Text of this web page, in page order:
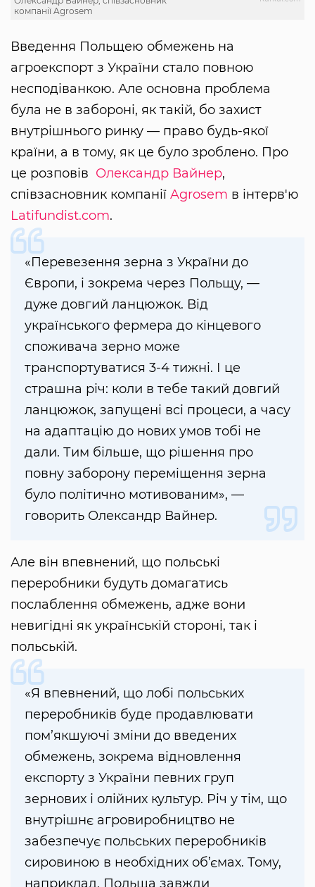
компанії Agrosem
Введення Польщею обмежень на
агроекспорт з України стало повною
несподіванкою. Але основна проблема
була не в забороні, як такій, бо захист
внутрішнього ринку — право будь-якої
країни, а в тому, як це було зроблено. Про
це розповів Олександр Вайнер,
співзасновник компанії Agrosem в інтерв'ю
Latifundist.com.
«Перевезення зерна з України до
Європи, і зокрема через Польщу, —
дуже довгий ланцюжок. Від
українського фермера до кінцевого
споживача зерно може
транспортуватися 3-4 тижні. І це
страшна річ: коли в тебе такий довгий
ланцюжок, запущені всі процеси, а часу
на адаптацію до нових умов тобі не
дали. Тим більше, що рішення про
повну заборону переміщення зерна
було політично мотивованим», —
говорить Олександр Вайнер.
Але він впевнений, що польські
переробники будуть домагатись
послаблення обмежень, адже вони
невигідні як українській стороні, так і
польській.
«Я впевнений, що лобі польських
переробників буде продавлювати
пом’якшуючі зміни до введених
обмежень, зокрема відновлення
експорту з України певних груп
зернових і олійних культур. Річ у тім, що
внутрішнє агровиробництво не
забезпечує польських переробників
сировиною в необхідних об’ємах. Тому,
наприклад, Польща завжди